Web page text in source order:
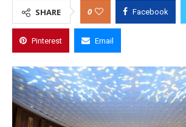
SHARE 0 Facebook
Pinterest Email